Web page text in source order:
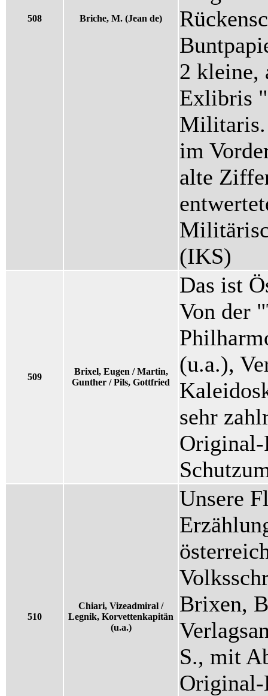
508 Briche, M. (Jean de)
2 kleine,
Exlibris
Militaris.
im
alte
(IKS)
509
Brixel, Eugen / Martin,
Gunther / Pils, Gottfried
Das ist
Von der
(u.a.),
sehr
Original-
510
Chiari, Vizeadmiral /
Legnik, Korvettenkapitän
(u.a.)
Unsere
Brixen,
S., mit
Original-